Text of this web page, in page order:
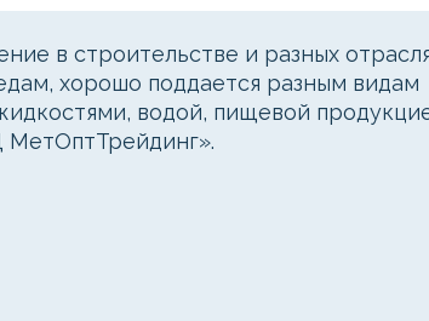
в строительстве и разных
хорошо поддается разным видам
водой, пищевой
МетОптТрейдинг».